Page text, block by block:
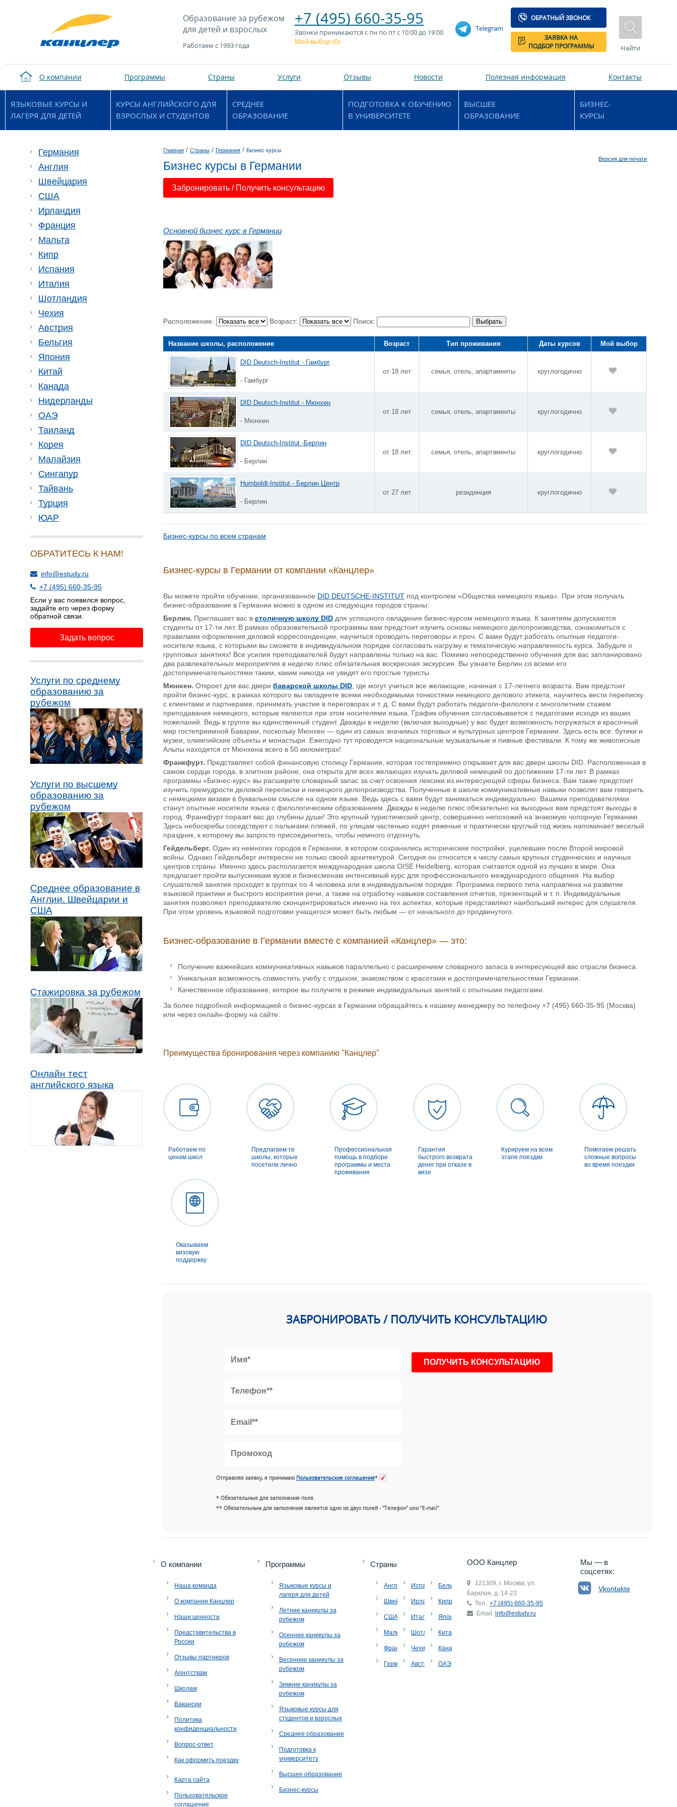
Образование за рубежом
для детей и взрослых
Работаем с 1993 года
+7 (495) 660-35-95
Звонки принимаются с пн по пт с 10:00 до 19:00
Мой выбор (0)
Telegram
ОБРАТНЫЙ ЗВОНОК
ЗАЯВКА НА
ПОДБОР ПРОГРАММЫ
Найти
О компании Программы Страны Услуги Отзывы Новости Полезная информация Контакты
ЯЗЫКОВЫЕ КУРСЫ И
ЛАГЕРЯ ДЛЯ ДЕТЕЙ
КУРСЫ АНГЛИЙСКОГО ДЛЯ
ВЗРОСЛЫХ И СТУДЕНТОВ
СРЕДНЕЕ
ОБРАЗОВАНИЕ
ПОДГОТОВКА К ОБУЧЕНИЮ
В УНИВЕРСИТЕТЕ
ВЫСШЕЕ
ОБРАЗОВАНИЕ
БИЗНЕС-
КУРСЫ
Англия
Швейцария
США
Ирландия
Германия
Франция
Мальта
Кипр
Испания
Италия
Шотландия
Чехия
Австрия
Бельгия
Япония
Китай
Канада
Нидерланды
ОАЭ
Таиланд
Корея
Малайзия
Сингапур
Тайвань
Турция
ЮАР
ОБРАТИТЕСЬ К НАМ!
info@estudy.ru
+7 (495) 660-35-95
Если у вас появился вопрос,
задайте его через форму
обратной связи.
Задать вопрос
Услуги по среднему
образованию за
рубежом
Услуги по высшему
образованию за
рубежом
Среднее образование в
Англии, Швейцарии и
США
Стажировка за рубежом
Онлайн тест
английского языка
Главная / Страны / Германия / Бизнес курсы
Версия для печати
Бизнес курсы в Германии
Забронировать / Получить консультацию
Основной бизнес курс в Германии
Расположение: Возраст: Поиск: Выбрать
Название школы, расположение Возраст Тип проживания Даты курсов Мой выбор
DID Deutsch-Institut - Гамбург
- Гамбург
от 18 лет семья, отель, апартаменты круглогодично
DID Deutsch-Institut - Мюнхен
- Мюнхен
от 18 лет семья, отель, апартаменты круглогодично
DID Deutsch-Institut -Берлин
- Берлин
от 18 лет семья, отель, апартаменты круглогодично
Humboldt-Institut - Берлин Центр
- Берлин
от 27 лет резиденция круглогодично
Бизнес-курсы по всем странам
Бизнес-курсы в Германии от компании «Канцлер»
Вы можете пройти обучение, организованное DID DEUTSCHE-INSTITUT под контролем «Общества немецкого языка». При этом получать
бизнес-образование в Германии можно в одном из следующих городов страны:
Берлин. Приглашает вас в столичную школу DID для успешного овладения бизнес-курсом немецкого языка. К занятиям допускаются
студенты от 17-ти лет. В рамках образовательной программы вам предстоит изучить основы немецкого делопроизводства, ознакомиться с
правилами оформления деловой корреспонденции, научиться проводить переговоры и проч. С вами будут работать опытные педагоги-
носители языка, с которыми вы сможете в индивидуальном порядке согласовать нагрузку и тематическую направленность курса. Забудьте о
групповых занятиях! Все усилия преподавателей будут направлены только на вас. Помимо непосредственно обучения для вас запланировано
два развлекательных мероприятия в неделю плюс обязательная воскресная экскурсия. Вы узнаете Берлин со всеми его
достопримечательностями таким, каким никогда не увидят его простые туристы.
Мюнхен. Откроет для вас двери баварской школы DID , где могут учиться все желающие, начиная с 17-летнего возраста. Вам предстоит
пройти бизнес-курс, в рамках которого вы овладеете всеми необходимыми тонкостями немецкого делового этикета, научитесь вести переписку
с клиентами и партнерами, принимать участие в переговорах и т. д. С вами будут работать педагоги-филологи с многолетним стажем
преподавания немецкого, которые являются при этом носителями языка. График обучения согласовывается с педагогами исходя из ваших
пожеланий. Ведь в группе вы единственный студент. Дважды в неделю (включая выходные) у вас будет возможность погружаться в красочный
мир гостеприимной Баварии, поскольку Мюнхен — один из самых значимых торговых и культурных центров Германии. Здесь есть все: бутики и
музеи, олимпийские объекты и монастыри. Ежегодно тут проводятся национальные музыкальные и пивные фестивали. К тому же живописные
Альпы находятся от Мюнхена всего в 50 километрах!
Франкфурт. Представляет собой финансовую столицу Германии, которая гостеприимно открывает для вас двери школы DID. Расположенная в
самом сердце города, в элитном районе, она открыта для всех желающих изучать деловой немецкий по достижении 17-ти лет. В рамках
программы «Бизнес-курс» вы расширите словарный запас за счет освоения лексики из интересующей сферы бизнеса. Вам также предстоит
изучить премудрости деловой переписки и немецкого делопроизводства. Полученные в школе коммуникативные навыки позволят вам говорить
с немецкими визави в буквальном смысле на одном языке. Ведь здесь с вами будут заниматься индивидуально. Вашими преподавателями
станут опытные носители языка с филологическим образованием. Дважды в неделю плюс обязательно на выходных вам предстоят выходы в
город. Франкфурт поразит вас до глубины души! Это крупный туристический центр, совершенно непохожий на знакомую чопорную Германию.
Здесь небоскребы соседствуют с пальмами пляжей, по улицам частенько ходят ряженые и практически круглый год жизнь напоминает веселый
праздник, к которому вы запросто присоединитесь, чтобы немного отдохнуть.
Гейдельберг. Один из немногих городов в Германии, в котором сохранились исторические постройки, уцелевшие после Второй мировой
войны. Однако Гейдельберг интересен не только своей архитектурой. Сегодня он относится к числу самых крупных студенческих и научных
центров страны. Именно здесь располагается международная школа OISE Heidelberg, которая считается одной из лучших в мире. Она
предлагает пройти выпускникам вузов и бизнесменам интенсивный курс для профессионального международного общения. На выбор
слушателей занятия проходят в группах по 4 человека или в индивидуальном порядке. Программа первого типа направлена на развитие
языковой практики и быстрого восприятия речи, а также на отработку навыков составления отчетов, презентаций и т. п. Индивидуальные
занятия позволяют преподавателю сконцентрироваться именно на тех аспектах, которые представляют наибольший интерес для слушателя.
При этом уровень языковой подготовки учащегося может быть любым — от начального до продвинутого.
Бизнес-образование в Германии вместе с компанией «Канцлер» — это:
Получение важнейших коммуникативных навыков параллельно с расширением словарного запаса в интересующей вас отрасли бизнеса.
Уникальная возможность совместить учебу с отдыхом, знакомством с красотами и достопримечательностями Германии.
Качественное образование, которое вы получите в режиме индивидуальных занятий с опытными педагогами.
За более подробной информацией о бизнес-курсах в Германии обращайтесь к нашему менеджеру по телефону +7 (495) 660-35-95 (Москва)
или через онлайн-форму на сайте.
Преимущества бронирования через компанию "Канцлер"
Работаем по
ценам школ
Предлагаем те
школы, которые
посетили лично
Профессиональная
помощь в подборе
программы и места
проживания
Гарантия
быстрого возврата
денег при отказе в
визе
Курируем на всем
этапе поездки
Помогаем решать
сложные вопросы
во время поездки
Оказываем
визовую
поддержку
ЗАБРОНИРОВАТЬ / ПОЛУЧИТЬ КОНСУЛЬТАЦИЮ
Отправляя заявку, я принимаю Пользовательские соглашения*
* Обязательные для заполнения поля.
** Обязательным для заполнения является одно из двух полей - "Телефон" или "E-mail".
+7 (495) 660-35-95
O компании
Наша команда
О компании Канцлер
Наши ценности
Представительства в
России
Отзывы партнеров
Агентствам
Школам
Вакансии
Политика
конфиденциальности
Вопрос-ответ
Как оформить поездку
Карта сайта
Пользовательское
соглашение
Программы
Языковые курсы и
лагеря для детей
Летние каникулы за
рубежом
Осенние каникулы за
рубежом
Весенние каникулы за
рубежом
Зимние каникулы за
рубежом
Языковые курсы для
студентов и взрослых
Среднее образование
Подготовка к
университету
Высшее образование
Бизнес-курсы
Страны
Англия
Швейцария
США
Мальта
Франция
Германия
Испания
Ирландия
Италия
Шотландия
Чехия
Австрия
Бельгия
Кипр
Япония
Китай
Канада
ОАЭ
ООО Канцлер
121309, г. Москва, ул.
Барклая, д. 14-23
Тел.: +7 (495) 660-35-95
Email: info@estudy.ru
Мы — в
соцсетях:
Vkontakte